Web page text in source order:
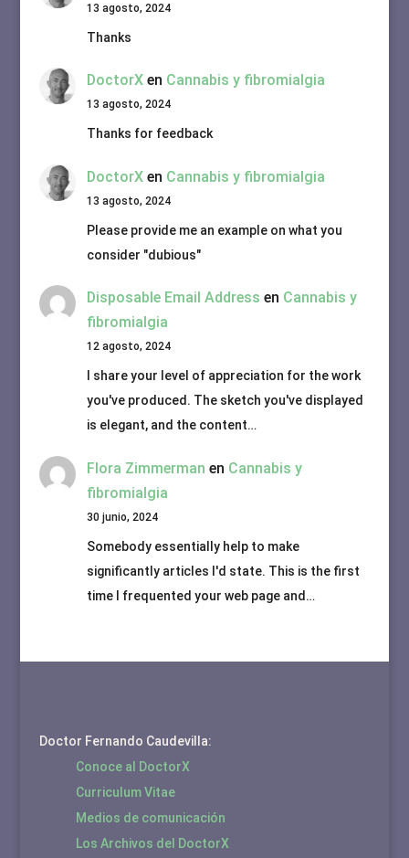
13 agosto, 2024
Thanks
DoctorXen Cannabis y fibromialgia
13 agosto, 2024
Thanks for feedback
DoctorXen Cannabis y fibromialgia
13 agosto, 2024
Please provide me an example on what you
consider "dubious"
Disposable Email Address en Cannabis y
fibromialgia
12 agosto, 2024
I share your level of appreciation for the work
you've produced. The sketch you've displayed
is elegant, and the content…
Flora Zimmerman en Cannabis y
fibromialgia
30 junio, 2024
Somebody essentially help to make
significantly articles I'd state. This is the first
time I frequented your web page and…
Doctor Fernando Caudevilla:
Conoce al DoctorX
Curriculum Vitae
Medios de comunicación
Los Archivos del DoctorX